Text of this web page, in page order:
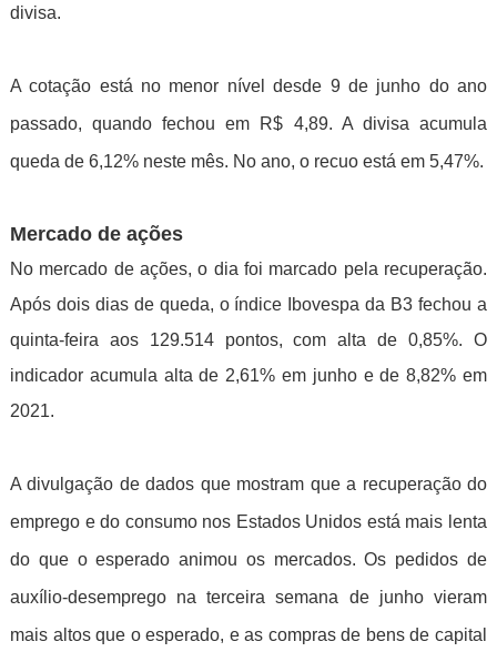
divisa.
A cotação está no menor nível desde 9 de junho do ano
passado, quando fechou em R$ 4,89. A divisa acumula
queda de 6,12% neste mês. No ano, o recuo está em 5,47%.
Mercado de ações
No mercado de ações, o dia foi marcado pela recuperação.
Após dois dias de queda, o índice Ibovespa da B3 fechou a
quinta-feira aos 129.514 pontos, com alta de 0,85%. O
indicador acumula alta de 2,61% em junho e de 8,82% em
2021.
A divulgação de dados que mostram que a recuperação do
emprego e do consumo nos Estados Unidos está mais lenta
do que o esperado animou os mercados. Os pedidos de
auxílio-desemprego na terceira semana de junho vieram
mais altos que o esperado, e as compras de bens de capital